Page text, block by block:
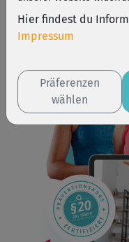
Hier findest du
Impressum
Präferenzen
wählen